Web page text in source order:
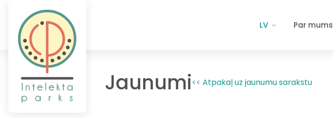
LV Par mums
Jaunumi<< Atpakaļ uz jaunumu sarakstu